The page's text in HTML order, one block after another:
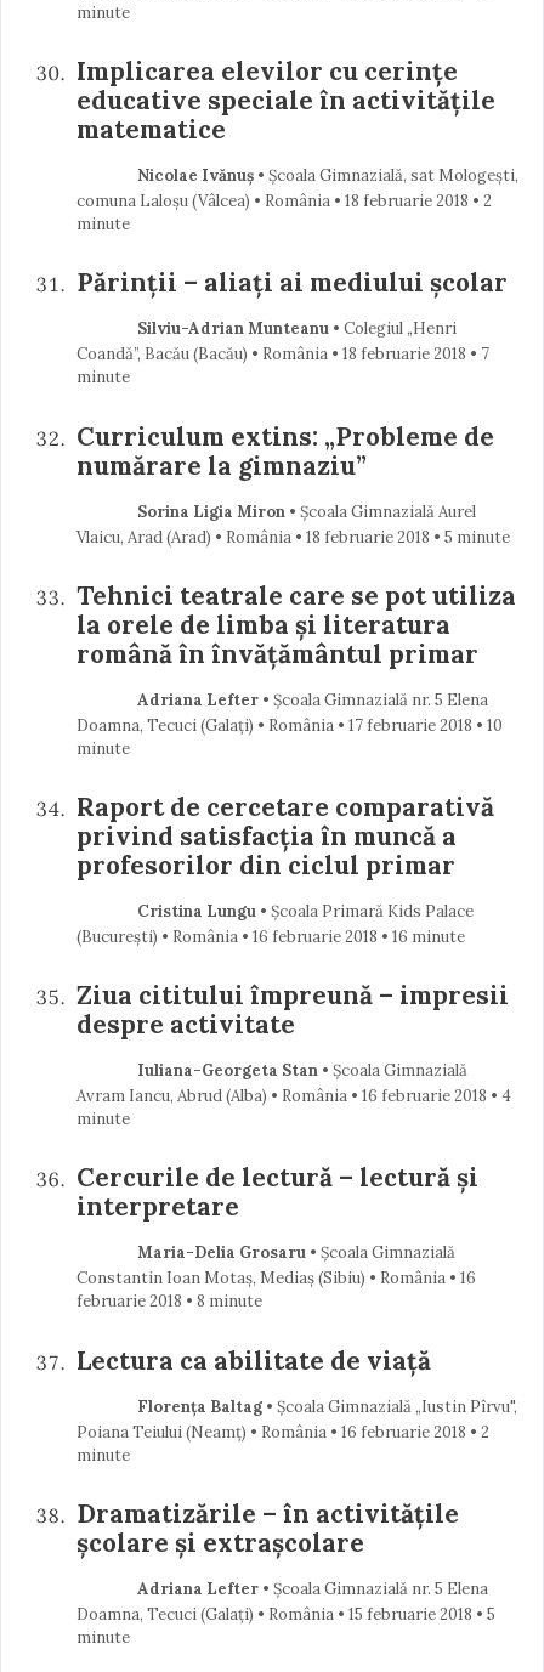
minute
Implicarea elevilor cu cerinţe
educative speciale în activităţile
matematice
Nicolae Ivănuș• Școala Gimnazială, sat Mologești,
comuna Laloșu (Vâlcea) • România
18 februarie 2018 • 2
minute
Părinții – aliați ai mediului școlar
Silviu-Adrian Munteanu• Colegiul „Henri
Coandă”, Bacău (Bacău) • România
18 februarie 2018 • 7
minute
Curriculum extins: „Probleme de
numărare la gimnaziu”
Sorina Ligia Miron• Școala Gimnazială Aurel
Vlaicu, Arad (Arad) • România
18 februarie 2018 • 5 minute
Tehnici teatrale care se pot utiliza
la orele de limba și literatura
română în învățământul primar
Adriana Lefter• Școala Gimnazială nr. 5 Elena
Doamna, Tecuci (Galaţi) • România
17 februarie 2018 • 10
minute
Raport de cercetare comparativă
privind satisfacţia în muncă a
profesorilor din ciclul primar
Cristina Lungu• Școala Primară Kids Palace
(Bucureşti) • România
16 februarie 2018 • 16 minute
Ziua cititului împreună – impresii
despre activitate
Iuliana-Georgeta Stan• Școala Gimnazială
Avram Iancu, Abrud (Alba) • România
16 februarie 2018 • 4
minute
Cercurile de lectură – lectură și
interpretare
Maria-Delia Grosaru• Școala Gimnazială
Constantin Ioan Motaș, Mediaș (Sibiu) • România
16
februarie 2018 • 8 minute
Lectura ca abilitate de viață
Florența Baltag• Școala Gimnazială „Iustin Pîrvu",
Poiana Teiului (Neamţ) • România
16 februarie 2018 • 2
minute
Dramatizările – în activitățile
școlare și extrașcolare
Adriana Lefter• Școala Gimnazială nr. 5 Elena
Doamna, Tecuci (Galaţi) • România
15 februarie 2018 • 5
minute